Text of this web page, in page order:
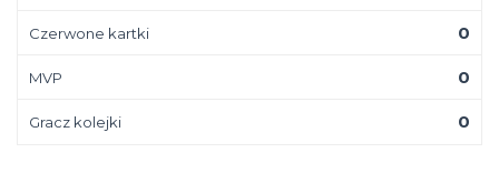
Czerwone kartki 0
MVP 0
Gracz kolejki 0